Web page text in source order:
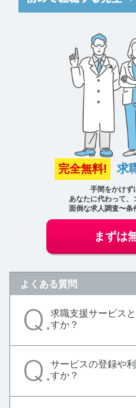
完全無料! 求
手間をかけず
あなたに代わって、
面倒な求人調査〜条
まずは
よくある質問
求職支援サービス
すか？
サービスの登録や
すか？